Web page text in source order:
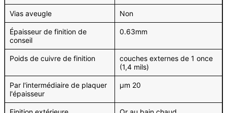
Vias aveugle Non
Épaisseur de finition de
conseil
0.63mm
Poids de cuivre de finition
couches externes de 1 once
(1,4 mils)
Par l'intermédiaire de plaquer
l'épaisseur
μm 20